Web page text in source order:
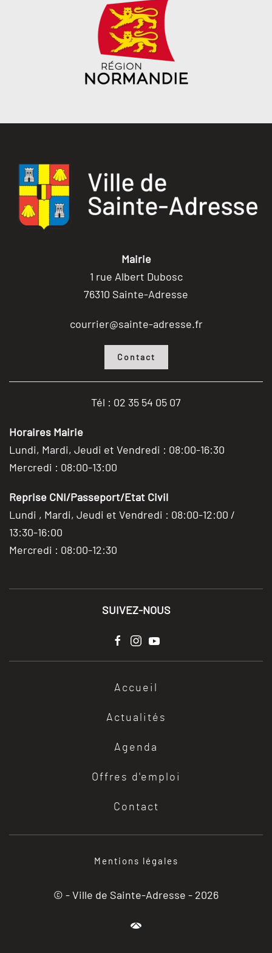
Mairie
1 rue Albert Dubosc
76310 Sainte-Adresse
courrier@sainte-adresse.fr
Contact
Tél : 02 35 54 05 07
Horaires Mairie
Lundi, Mardi, Jeudi et Vendredi : 08:00-16:30
Mercredi : 08:00-13:00
Reprise CNI/Passeport/Etat Civil
Lundi , Mardi, Jeudi et Vendredi : 08:00-12:00 /
13:30-16:00
Mercredi : 08:00-12:30
SUIVEZ-NOUS
Accueil
Actualités
Agenda
Offres d'emploi
Contact
Mentions légales
© - Ville de Sainte-Adresse - 2026